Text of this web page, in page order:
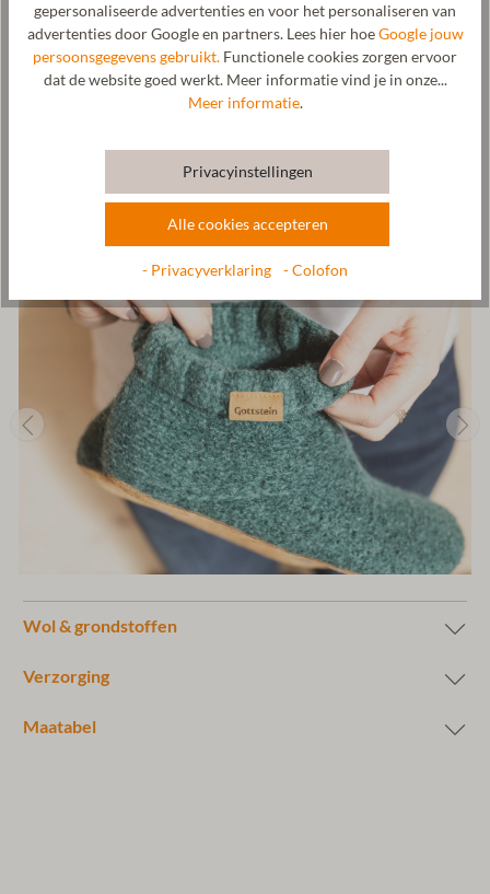
Schapenwol is verkoelend in de zomer en verwarmend in de
winter en zorgt zo het hele jaar door voor een aangenaam
draagcomfort. Bovendien is schapenwol antibacterieel,
temperatuurregulerend, vuilafstotend en robuust. De
huttenschoen wordt in een speciaal breiproces in onze fabriek in
Fabrikant: Gottstein GmbH, Industriestraße 31, 6430 Ötztal-
Bahnhof, OOSTENRIJK,office@gottstein.at
Wol & grondstoffen
Verzorging
Maatabel
gepersonaliseerde advertenties en voor het personaliseren van
advertenties door Google en partners. Lees hier hoeGoogle jouw
persoonsgegevens gebruikt. Functionele cookies zorgen ervoor
dat de website goed werkt. Meer informatie vind je in onze...
Meer informatie.
Privacyinstellingen
Alle cookies accepteren
- Privacyverklaring - Colofon